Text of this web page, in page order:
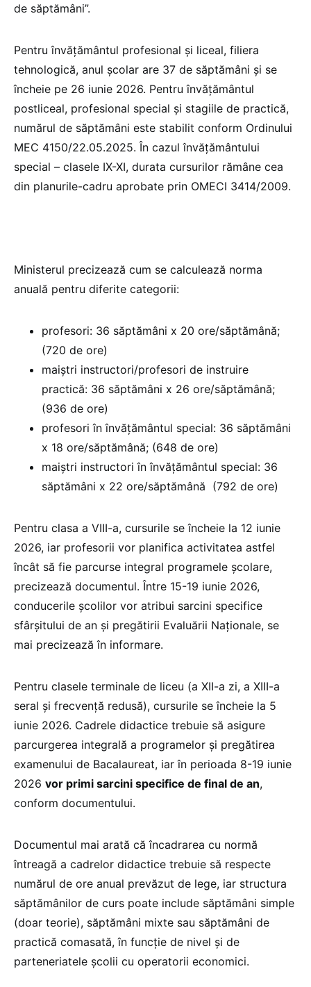
de săptămâni”.
Pentru învățământul profesional și liceal, filiera
tehnologică, anul școlar are 37 de săptămâni și se
încheie pe 26 iunie 2026. Pentru învățământul
postliceal, profesional special și stagiile de practică,
numărul de săptămâni este stabilit conform Ordinului
MEC 4150/22.05.2025. În cazul învățământului
special – clasele IX-XI, durata cursurilor rămâne cea
din planurile-cadru aprobate prin OMECI 3414/2009.
Ministerul precizează cum se calculează norma
anuală pentru diferite categorii:
profesori: 36 săptămâni x 20 ore/săptămână;
(720 de ore)
maiștri instructori/profesori de instruire
practică: 36 săptămâni x 26 ore/săptămână;
(936 de ore)
profesori în învățământul special: 36 săptămâni
x 18 ore/săptămână; (648 de ore)
maiștri instructori în învățământul special: 36
săptămâni x 22 ore/săptămână (792 de ore)
Pentru clasa a VIII-a, cursurile se încheie la 12 iunie
2026, iar profesorii vor planifica activitatea astfel
încât să fie parcurse integral programele școlare,
precizează documentul. Între 15-19 iunie 2026,
conducerile școlilor vor atribui sarcini specifice
sfârșitului de an și pregătirii Evaluării Naționale, se
mai precizează în informare.
Pentru clasele terminale de liceu (a XII-a zi, a XIII-a
seral și frecvență redusă), cursurile se încheie la 5
iunie 2026. Cadrele didactice trebuie să asigure
parcurgerea integrală a programelor și pregătirea
examenului de Bacalaureat, iar în perioada 8-19 iunie
2026 vor primi sarcini specifice de final de an,
conform documentului.
Documentul mai arată că încadrarea cu normă
întreagă a cadrelor didactice trebuie să respecte
numărul de ore anual prevăzut de lege, iar structura
săptămânilor de curs poate include săptămâni simple
(doar teorie), săptămâni mixte sau săptămâni de
practică comasată, în funcție de nivel și de
parteneriatele școlii cu operatorii economici.